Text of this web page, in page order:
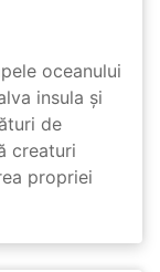
oceanului
insula și
de
creaturi
propriei